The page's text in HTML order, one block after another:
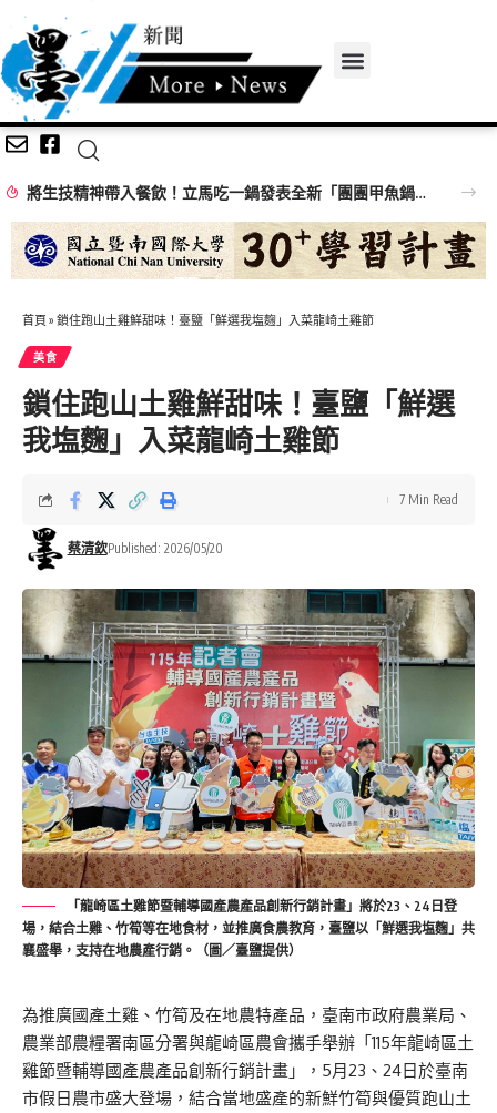
將生技精神帶入餐飲！立馬吃一鍋發表全新「團團甲魚鍋」 搶攻特色鍋物市場
首頁 » 鎖住跑山土雞鮮甜味！臺鹽「鮮選我塩麴」入菜龍崎土雞節
美食
鎖住跑山土雞鮮甜味！臺鹽「鮮選
我塩麴」入菜龍崎土雞節
蔡清欽Published: 2026/05/20
7 Min Read
「龍崎區土雞節暨輔導國產農產品創新行銷計畫」將於23、24日登
場，結合土雞、竹筍等在地食材，並推廣食農教育，臺鹽以「鮮選我塩麴」共
襄盛舉，支持在地農產行銷。（圖／臺鹽提供）
為推廣國產土雞、竹筍及在地農特產品，臺南市政府農業局、
農業部農糧署南區分署與龍崎區農會攜手舉辦「115年龍崎區土
雞節暨輔導國產農產品創新行銷計畫」，5月23、24日於臺南
市假日農市盛大登場，結合當地盛產的新鮮竹筍與優質跑山土